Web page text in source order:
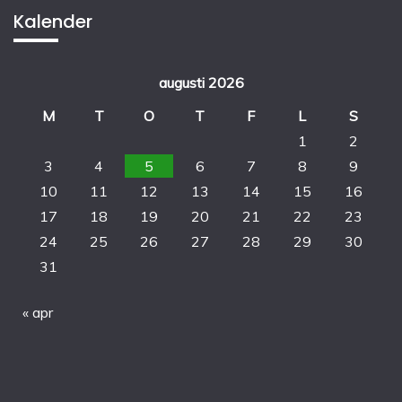
Kalender
augusti 2026
M
T O T F L
S
1
2
3
4 5 6 7 8
9
10
11 12 13 14 15
16
17
18 19 20 21 22
23
24
25 26 27 28 29
30
31
« apr